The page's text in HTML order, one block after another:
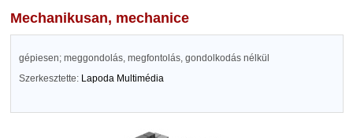
mechanikusan, mechanice
gépiesen; meggondolás, megfontolás, gondolkodás nélkül
Szerkesztette: Lapoda Multimédia